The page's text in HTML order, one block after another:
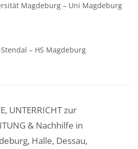
Magdeburg – Uni Magdeburg
– HS Magdeburg
UNTERRICHT zur
& Nachhilfe in
Halle, Dessau,